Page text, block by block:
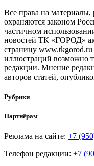
Все права на
охраняются законом
частичном
новостей ТК «ГОРОД»
страницу www.tkgorod.ru
иллюстраций возможно
редакции. Мнение
авторов статей,
Рубрики
Партнёрам
Реклама на сайте: +7
Телефон редакции: +7